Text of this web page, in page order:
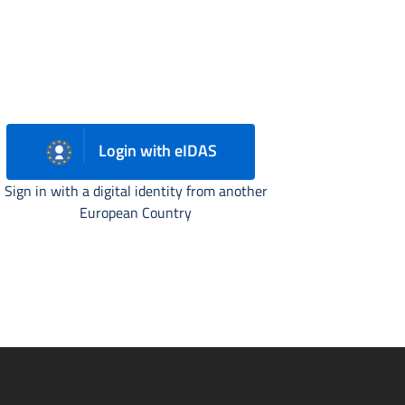
Login with eIDAS
Sign in with a digital identity from another
European Country